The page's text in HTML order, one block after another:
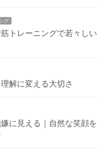
グ
トレーニングで若々しい
解に変える大切さ
に見える｜自然な笑顔を